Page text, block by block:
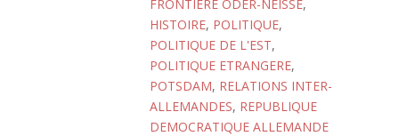
FRONTIERE ODER-NEISSE,
HISTOIRE, POLITIQUE,
POLITIQUE DE L'EST,
POLITIQUE ETRANGERE,
POTSDAM, RELATIONS INTER-
ALLEMANDES, REPUBLIQUE
DEMOCRATIQUE ALLEMANDE